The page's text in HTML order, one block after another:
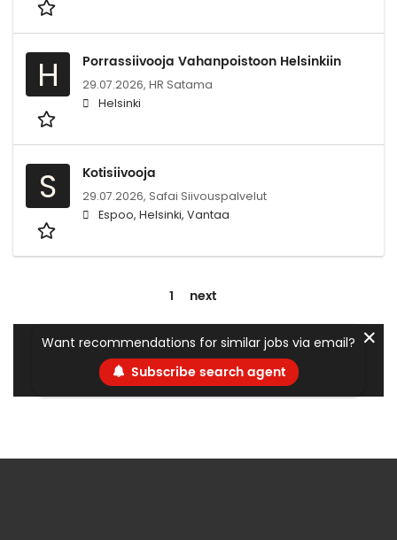
H Porrassiivooja Vahanpoistoon Helsinkiin
29.07.2026, HR Satama
Helsinki
S Kotisiivooja
29.07.2026, Safai Siivouspalvelut
Espoo, Helsinki, Vantaa
1 next
Want recommendations for similar jobs via email?
Subscribe search agent
✕